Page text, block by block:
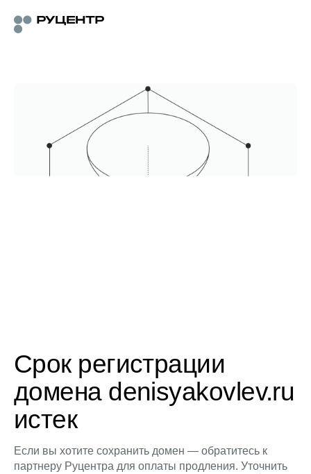
Срок регистрации
домена denisyakovlev.ru
истек
Если вы хотите сохранить домен — обратитесь к
партнеру Руцентра для оплаты продления. Уточнить